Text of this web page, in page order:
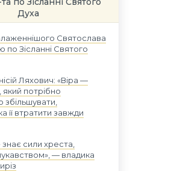
Духа
Святослава
по Зісланні Святого
Ляхович: «Віра —
який потрібно
збільшувати,
її втратити завжди
знає сили хреста,
— владика